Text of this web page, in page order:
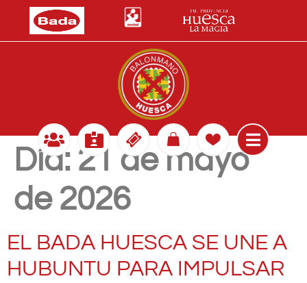
Día: 21 de mayo
de 2026
EL BADA HUESCA SE UNE A
HUBUNTU PARA IMPULSAR